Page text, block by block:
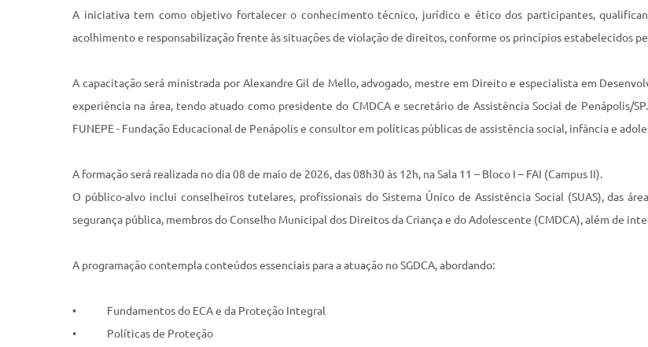
A iniciativa tem como objetivo fortalecer o conhecimento técnico, jurídico e ético dos participantes,
acolhimento e responsabilização frente às situações de violação de direitos, conforme os princípios estabelecidos
A capacitação será ministrada por Alexandre Gil de Mello, advogado, mestre em Direito e especialista em
experiência na área, tendo atuado como presidente do CMDCA e secretário de Assistência Social de Penápolis/
FUNEPE - Fundação Educacional de Penápolis e consultor em políticas públicas de assistência social, infância e
A formação será realizada no dia 08 de maio de 2026, das 08h30 às 12h, na Sala 11 – Bloco I – FAI (Campus II).
O público-alvo inclui conselheiros tutelares, profissionais do Sistema Único de Assistência Social (SUAS), das
segurança pública, membros do Conselho Municipal dos Direitos da Criança e do Adolescente (CMDCA), além de
A programação contempla conteúdos essenciais para a atuação no SGDCA, abordando:
• Fundamentos do ECA e da Proteção Integral
• Políticas de Proteção